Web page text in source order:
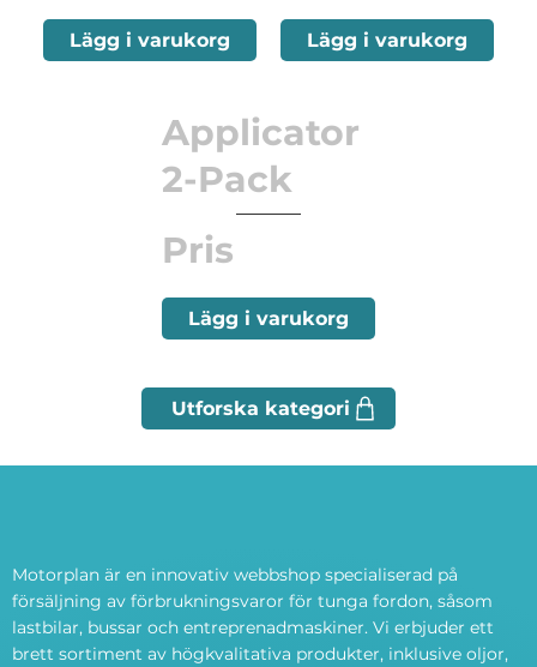
Lägg i varukorg Lägg i varukorg
Applicator
2-Pack
Pris
Lägg i varukorg
Motorplan är en innovativ webbshop specialiserad på
försäljning av förbrukningsvaror för tunga fordon, såsom
lastbilar, bussar och entreprenadmaskiner. Vi erbjuder ett
brett sortiment av högkvalitativa produkter, inklusive oljor,